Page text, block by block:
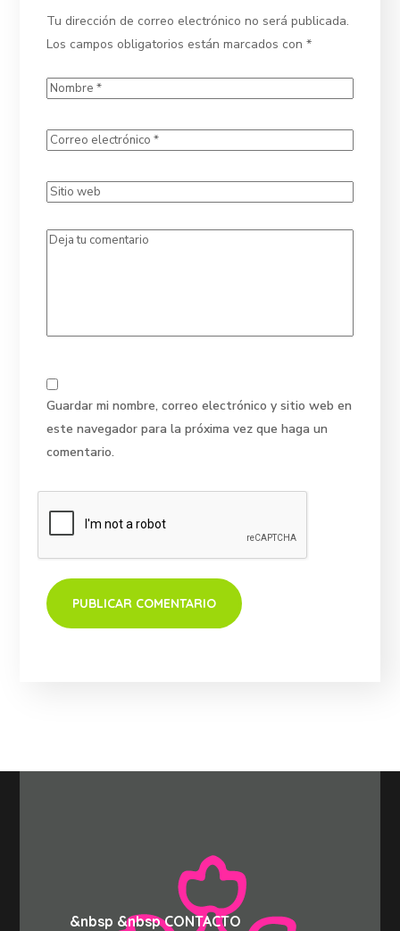
Tu dirección de correo electrónico no será publicada.
Los campos obligatorios están marcados con*
Guardar mi nombre, correo electrónico y sitio web en
este navegador para la próxima vez que haga un
comentario.
&nbsp &nbsp CONTACTO